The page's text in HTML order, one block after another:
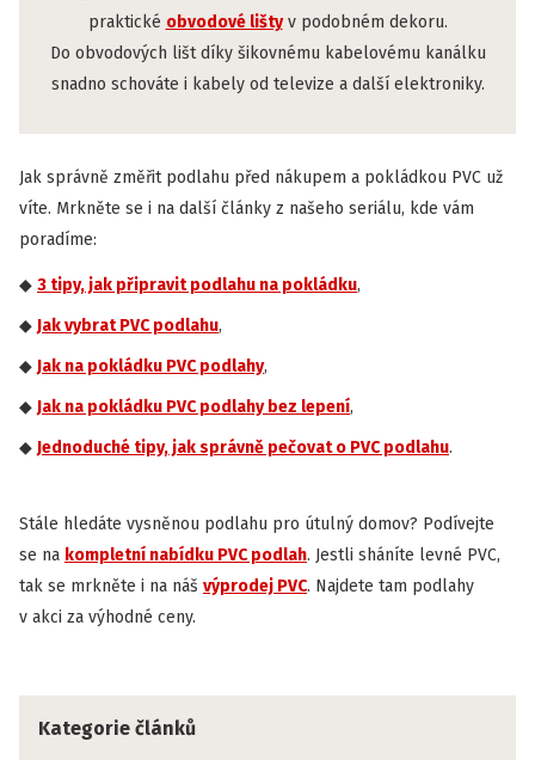
praktické obvodové lištyv podobném dekoru.
Do obvodových lišt díky šikovnému kabelovému kanálku
snadno schováte i kabely od televize a další elektroniky.
Jak správně změřit podlahu před nákupem a pokládkou PVC už
víte. Mrkněte se i na další články z našeho seriálu, kde vám
poradíme:
3 tipy, jak připravit podlahu na pokládku,
Jak vybrat PVC podlahu,
Jak na pokládku PVC podlahy,
Jak na pokládku PVC podlahy bez lepení,
Jednoduché tipy, jak správně pečovat o PVC podlahu.
Stále hledáte vysněnou podlahu pro útulný domov? Podívejte
se na kompletní nabídku PVC podlah. Jestli sháníte levné PVC,
tak se mrkněte i na náš výprodej PVC. Najdete tam podlahy
v akci za výhodné ceny.
Kategorie článků